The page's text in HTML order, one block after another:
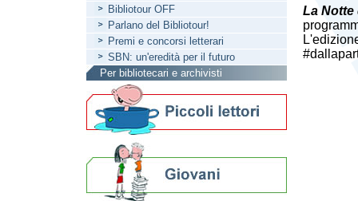
La
Bibliotour OFF
Parlano del Bibliotour!
Premi e concorsi letterari
SBN: un'eredità per il futuro
Per bibliotecari e archivisti